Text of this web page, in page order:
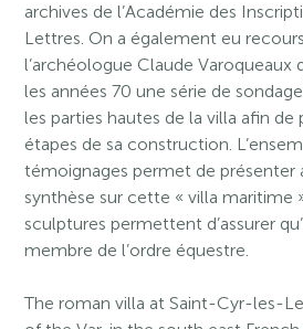
archives de l’Académie des
Lettres. On a également eu
l’archéologue Claude Varoqueaux
les années 70 une série de
les parties hautes de la villa afin de
étapes de sa construction.
témoignages permet de présenter
synthèse sur cette « villa maritime
sculptures permettent d’assurer
membre de l’ordre équestre.
The roman villa at Saint-Cyr-les-